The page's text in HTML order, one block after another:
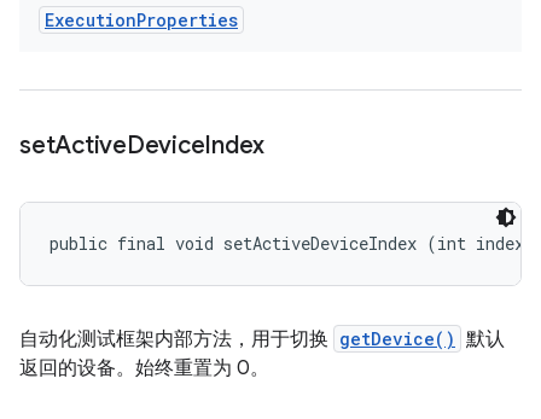
ExecutionProperties
setActiveDeviceIndex
public final void setActiveDeviceIndex (int index)
自动化测试框架内部方法，用于切换 getDevice() 默认
返回的设备。始终重置为 0。